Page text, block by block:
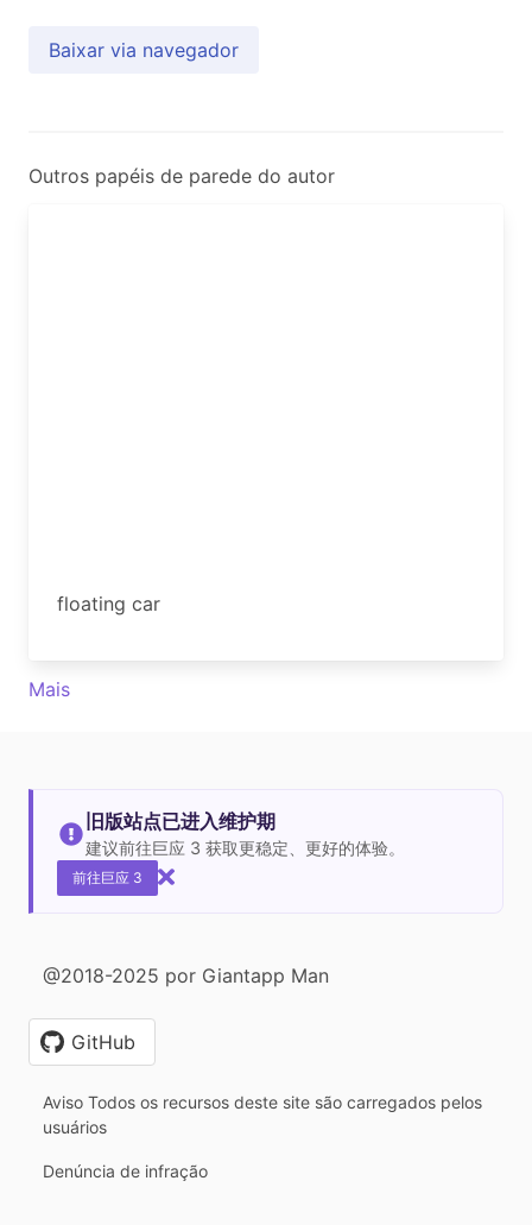
Baixar via navegador
Outros papéis de parede do autor
floating car
Mais
旧版站点已进入维护期
建议前往巨应 3 获取更稳定、更好的体验。
前往巨应 3
@2018-2025 por Giantapp Man
GitHub
Aviso Todos os recursos deste site são carregados pelos
usuários
Denúncia de infração